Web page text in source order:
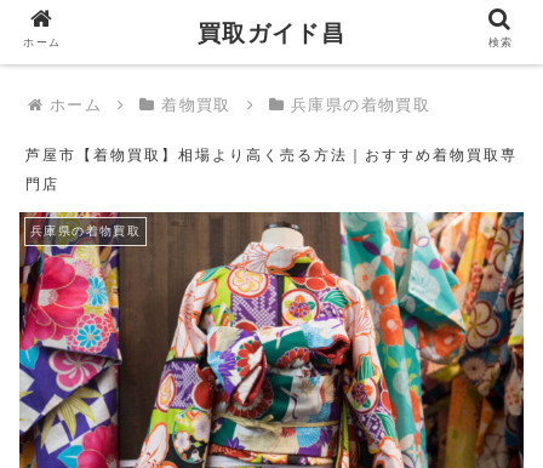
買取ガイド昌
ホーム 着物買取 兵庫県の着物買取
芦屋市【着物買取】相場より高く売る方法｜おすすめ着物買取専
門店
兵庫県の着物買取
ホーム 買取ガイド昌 検索